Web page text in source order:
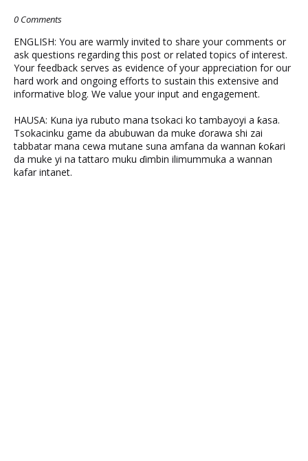
0 Comments
ENGLISH: You are warmly invited to share your comments or
ask questions regarding this post or related topics of interest.
Your feedback serves as evidence of your appreciation for our
hard work and ongoing efforts to sustain this extensive and
informative blog. We value your input and engagement.
HAUSA: Kuna iya rubuto mana tsokaci ko tambayoyi a ƙasa.
Tsokacinku game da abubuwan da muke ɗorawa shi zai
tabbatar mana cewa mutane suna amfana da wannan ƙoƙari
da muke yi na tattaro muku ɗimbin ilimummuka a wannan
kafar intanet.